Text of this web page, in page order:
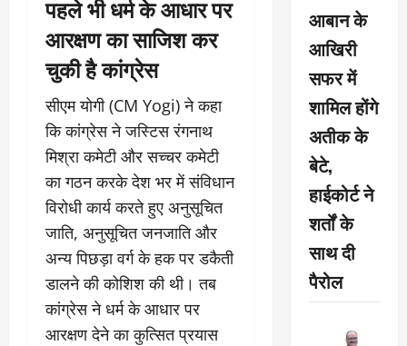
पहले भी धर्म के आधार पर
आरक्षण का साजिश कर
चुकी है कांग्रेस
सीएम योगी (CM Yogi) ने कहा
कि कांग्रेस ने जस्टिस रंगनाथ
मिश्रा कमेटी और सच्चर कमेटी
का गठन करके देश भर में संविधान
विरोधी कार्य करते हुए अनुसूचित
जाति, अनुसूचित जनजाति और
अन्य पिछड़ा वर्ग के हक पर डकैती
डालने की कोशिश की थी। तब
कांग्रेस ने धर्म के आधार पर
आरक्षण देने का कुत्सित प्रयास
आबान के
आखिरी
सफर में
शामिल होंगे
अतीक के
बेटे,
हाईकोर्ट ने
शर्तों के
साथ दी
पैरोल